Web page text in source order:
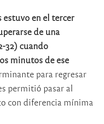
estuvo en el tercer
de una
32) cuando
minutos de ese
para regresar
permitió pasar al
con diferencia mínima